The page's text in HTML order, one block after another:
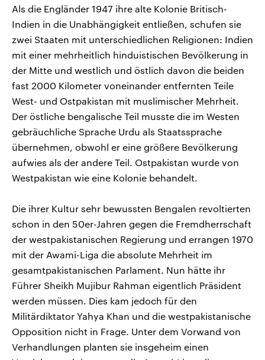
Als die Engländer 1947 ihre alte Kolonie Britisch-
Indien in die Unabhängigkeit entließen, schufen sie
zwei Staaten mit unterschiedlichen Religionen: Indien
mit einer mehrheitlich hinduistischen Bevölkerung in
der Mitte und westlich und östlich davon die beiden
fast 2000 Kilometer voneinander entfernten Teile
West- und Ostpakistan mit muslimischer Mehrheit.
Der östliche bengalische Teil musste die im Westen
gebräuchliche Sprache Urdu als Staatssprache
übernehmen, obwohl er eine größere Bevölkerung
aufwies als der andere Teil. Ostpakistan wurde von
Westpakistan wie eine Kolonie behandelt.
Die ihrer Kultur sehr bewussten Bengalen revoltierten
schon in den 50er-Jahren gegen die Fremdherrschaft
der westpakistanischen Regierung und errangen 1970
mit der Awami-Liga die absolute Mehrheit im
gesamtpakistanischen Parlament. Nun hätte ihr
Führer Sheikh Mujibur Rahman eigentlich Präsident
werden müssen. Dies kam jedoch für den
Militärdiktator Yahya Khan und die westpakistanische
Opposition nicht in Frage. Unter dem Vorwand von
Verhandlungen planten sie insgeheim einen